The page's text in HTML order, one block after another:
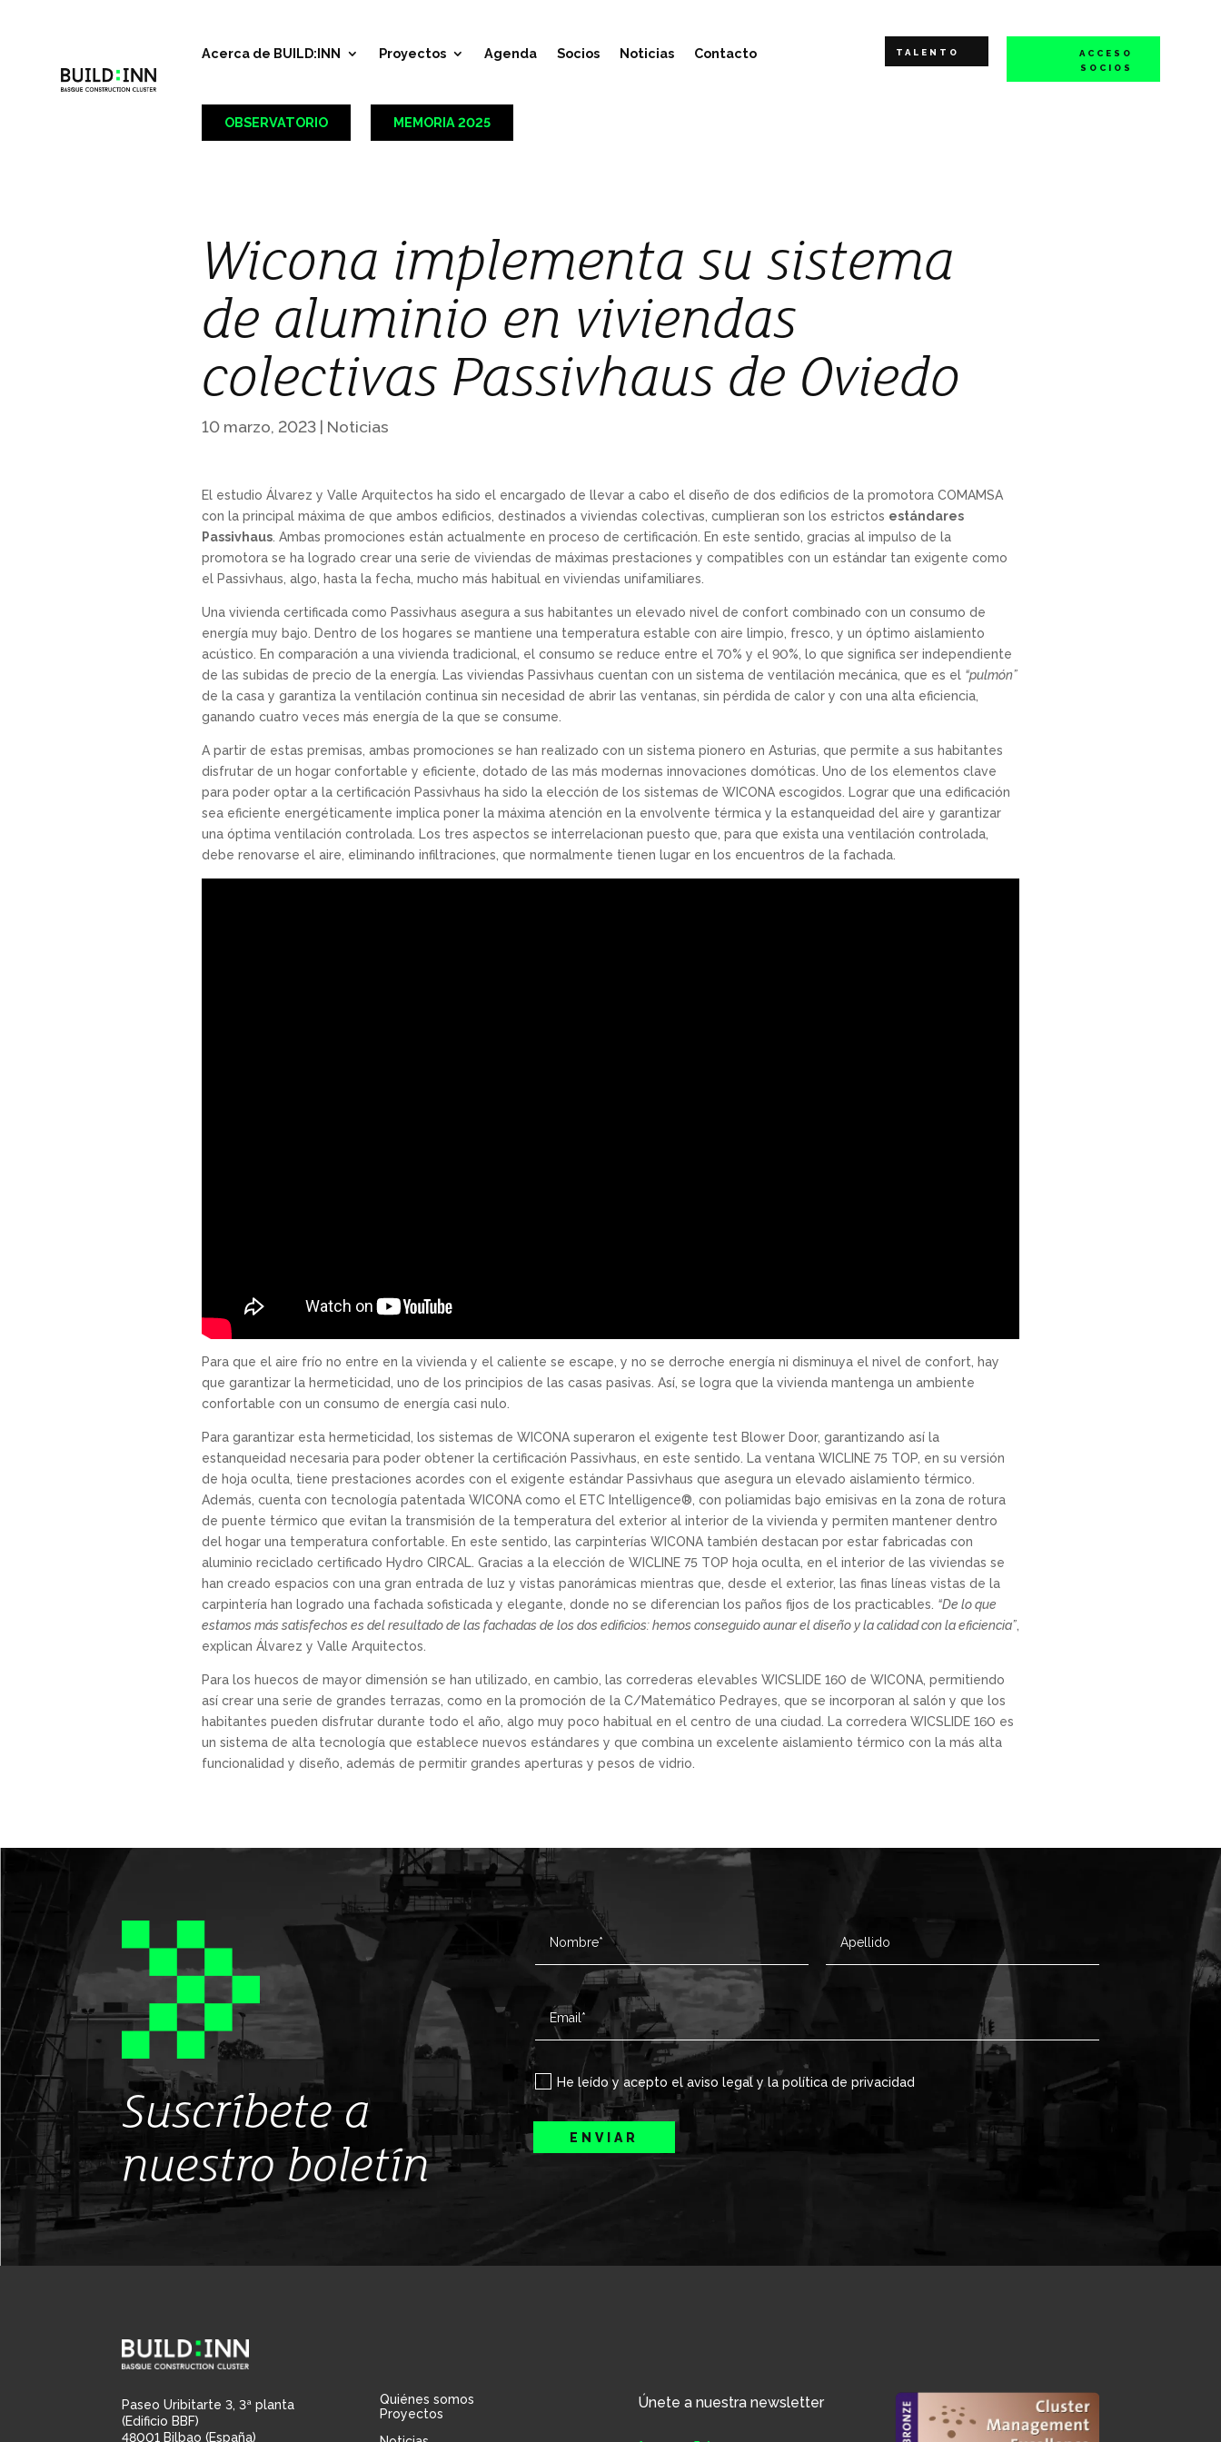
Acerca de BUILD:INN Proyectos Agenda Socios Noticias Contacto
OBSERVATORIO MEMORIA 2025
TALENTO
ACCESO
SOCIOS
Wicona implementa su sistema
de aluminio en viviendas
colectivas Passivhaus de Oviedo
10 marzo, 2023 | Noticias
El estudio Álvarez y Valle Arquitectos ha sido el encargado de llevar a cabo el diseño de dos edificios de la promotora COMAMSA
con la principal máxima de que ambos edificios, destinados a viviendas colectivas, cumplieran son los estrictos estándares
Passivhaus. Ambas promociones están actualmente en proceso de certificación. En este sentido, gracias al impulso de la
promotora se ha logrado crear una serie de viviendas de máximas prestaciones y compatibles con un estándar tan exigente como
el Passivhaus, algo, hasta la fecha, mucho más habitual en viviendas unifamiliares.
Una vivienda certificada como Passivhaus asegura a sus habitantes un elevado nivel de confort combinado con un consumo de
energía muy bajo. Dentro de los hogares se mantiene una temperatura estable con aire limpio, fresco, y un óptimo aislamiento
acústico. En comparación a una vivienda tradicional, el consumo se reduce entre el 70% y el 90%, lo que significa ser independiente
de las subidas de precio de la energía. Las viviendas Passivhaus cuentan con un sistema de ventilación mecánica, que es el “pulmón”
de la casa y garantiza la ventilación continua sin necesidad de abrir las ventanas, sin pérdida de calor y con una alta eficiencia,
ganando cuatro veces más energía de la que se consume.
A partir de estas premisas, ambas promociones se han realizado con un sistema pionero en Asturias, que permite a sus habitantes
disfrutar de un hogar confortable y eficiente, dotado de las más modernas innovaciones domóticas. Uno de los elementos clave
para poder optar a la certificación Passivhaus ha sido la elección de los sistemas de WICONA escogidos. Lograr que una edificación
sea eficiente energéticamente implica poner la máxima atención en la envolvente térmica y la estanqueidad del aire y garantizar
una óptima ventilación controlada. Los tres aspectos se interrelacionan puesto que, para que exista una ventilación controlada,
debe renovarse el aire, eliminando infiltraciones, que normalmente tienen lugar en los encuentros de la fachada.
Para que el aire frío no entre en la vivienda y el caliente se escape, y no se derroche energía ni disminuya el nivel de confort, hay
que garantizar la hermeticidad, uno de los principios de las casas pasivas. Así, se logra que la vivienda mantenga un ambiente
confortable con un consumo de energía casi nulo.
Para garantizar esta hermeticidad, los sistemas de WICONA superaron el exigente test Blower Door, garantizando así la
estanqueidad necesaria para poder obtener la certificación Passivhaus, en este sentido. La ventana WICLINE 75 TOP, en su versión
de hoja oculta, tiene prestaciones acordes con el exigente estándar Passivhaus que asegura un elevado aislamiento térmico.
Además, cuenta con tecnología patentada WICONA como el ETC Intelligence®, con poliamidas bajo emisivas en la zona de rotura
de puente térmico que evitan la transmisión de la temperatura del exterior al interior de la vivienda y permiten mantener dentro
del hogar una temperatura confortable. En este sentido, las carpinterías WICONA también destacan por estar fabricadas con
aluminio reciclado certificado Hydro CIRCAL. Gracias a la elección de WICLINE 75 TOP hoja oculta, en el interior de las viviendas se
han creado espacios con una gran entrada de luz y vistas panorámicas mientras que, desde el exterior, las finas líneas vistas de la
carpintería han logrado una fachada sofisticada y elegante, donde no se diferencian los paños fijos de los practicables. “De lo que
estamos más satisfechos es del resultado de las fachadas de los dos edificios: hemos conseguido aunar el diseño y la calidad con la eficiencia”
explican Álvarez y Valle Arquitectos.
Para los huecos de mayor dimensión se han utilizado, en cambio, las correderas elevables WICSLIDE 160 de WICONA, permitiendo
así crear una serie de grandes terrazas, como en la promoción de la C/Matemático Pedrayes, que se incorporan al salón y que los
habitantes pueden disfrutar durante todo el año, algo muy poco habitual en el centro de una ciudad. La corredera WICSLIDE 160 es
un sistema de alta tecnología que establece nuevos estándares y que combina un excelente aislamiento térmico con la más alta
funcionalidad y diseño, además de permitir grandes aperturas y pesos de vidrio.
Suscríbete a
nuestro boletín
He leído y acepto el aviso legal y la política de privacidad
ENVIAR
Paseo Uribitarte 3, 3ª planta
(Edificio BBF)
48001 Bilbao (España)
Quiénes somos
Proyectos
Únete a nuestra newsletter